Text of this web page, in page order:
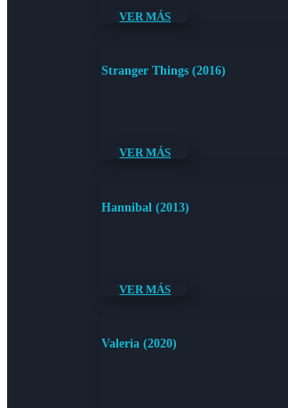
VER MÁS
Stranger Things (2016)
VER MÁS
Hannibal (2013)
VER MÁS
Valeria (2020)